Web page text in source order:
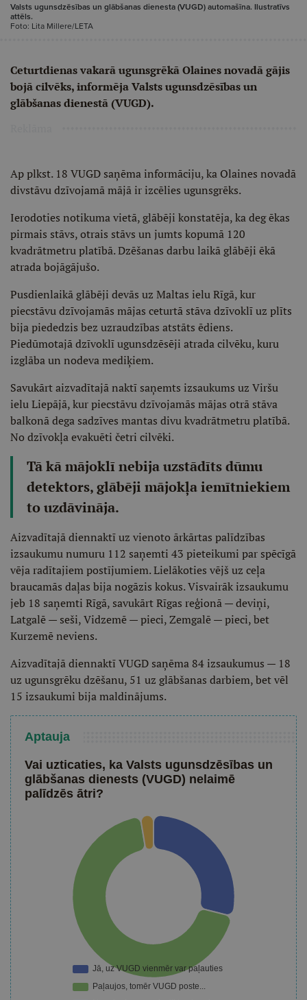
Valsts ugunsdzēsības un glābšanas dienesta (VUGD) automašīna. Ilustratīvs
attēls.
Foto: Lita Millere/LETA
Ceturtdienas vakarā ugunsgrēkā Olaines novadā gājis
bojā cilvēks, informēja Valsts ugunsdzēsības un
glābšanas dienestā (VUGD).
Ap plkst. 18 VUGD saņēma informāciju, ka Olaines novadā
divstāvu dzīvojamā mājā ir izcēlies ugunsgrēks.
Ierodoties notikuma vietā, glābēji konstatēja, ka deg ēkas
pirmais stāvs, otrais stāvs un jumts kopumā 120
kvadrātmetru platībā. Dzēšanas darbu laikā glābēji ēkā
atrada bojāgājušo.
Pusdienlaikā glābēji devās uz Maltas ielu Rīgā, kur
piecstāvu dzīvojamās mājas ceturtā stāva dzīvoklī uz plīts
bija piededzis bez uzraudzības atstāts ēdiens.
Piedūmotajā dzīvoklī ugunsdzēsēji atrada cilvēku, kuru
izglāba un nodeva mediķiem.
Savukārt aizvadītajā naktī saņemts izsaukums uz Viršu
ielu Liepājā, kur piecstāvu dzīvojamās mājas otrā stāva
balkonā dega sadzīves mantas divu kvadrātmetru platībā.
No dzīvokļa evakuēti četri cilvēki.
Tā kā mājoklī nebija uzstādīts dūmu
detektors, glābēji mājokļa iemītniekiem
to uzdāvināja.
Aizvadītajā diennaktī uz vienoto ārkārtas palīdzības
izsaukumu numuru 112 saņemti 43 pieteikumi par spēcīgā
vēja radītajiem postījumiem. Lielākoties vējš uz ceļa
braucamās daļas bija nogāzis kokus. Visvairāk izsaukumu
jeb 18 saņemti Rīgā, savukārt Rīgas reģionā — deviņi,
Latgalē — seši, Vidzemē — pieci, Zemgalē — pieci, bet
Kurzemē neviens.
Aizvadītajā diennaktī VUGD saņēma 84 izsaukumus — 18
uz ugunsgrēku dzēšanu, 51 uz glābšanas darbiem, bet vēl
15 izsaukumi bija maldinājums.
Aptauja
Vai uzticaties, ka Valsts ugunsdzēsības un
glābšanas dienests (VUGD) nelaimē
palīdzēs ātri?